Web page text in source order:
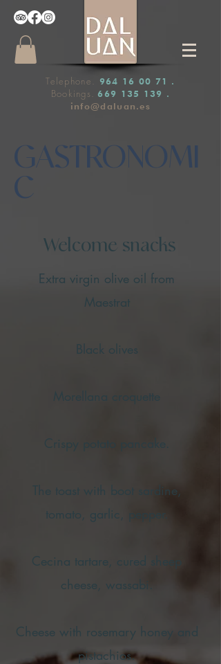
Telephone. 964 16 00 71 .
Bookings. 669 135 139 .
info@daluan.es
GASTRONOMI
C
Welcome snacks
Extra virgin olive oil from
Maestrat
Black olives
Morellana croquette
Crispy potato pancake.
The toast with boot sardine,
tomato, garlic, pepper.
Cecina tartare, cured sheep
cheese, wassabi.
Cheese with rosemary honey and
pistachios.